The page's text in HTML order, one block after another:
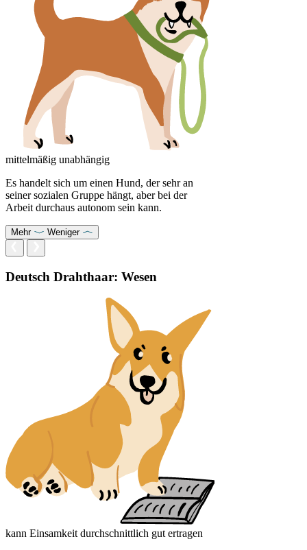
mittelmäßig unabhängig
Es handelt sich um einen Hund, der sehr an
seiner sozialen Gruppe hängt, aber bei der
Arbeit durchaus autonom sein kann.
Mehr Weniger
Deutsch Drahthaar: Wesen
kann Einsamkeit durchschnittlich gut ertragen